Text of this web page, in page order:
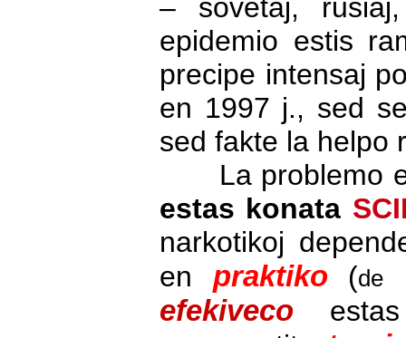
– sovetaj,
epidemio estis
precipe intensaj
en 1997 j., sed
sed fakte la helpo
La problemo
estas konata
narkotikoj
en praktiko (de
efekiveco